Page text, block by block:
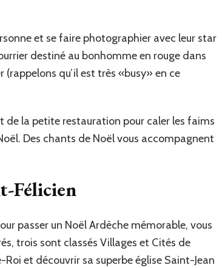
et se faire photographier avec leur star
destiné au bonhomme en rouge dans
qu’il est très «busy» en ce
de la petite restauration pour caler les faims
Des chants de Noël vous accompagnent
Félicien
passer un Noël Ardèche mémorable, vous
trois sont classés Villages et Cités de
et découvrir sa superbe église Saint-Jean